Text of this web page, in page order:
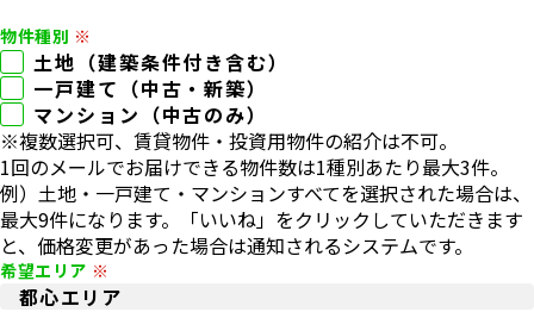
物件種別
土地（建築条件付き含む）
⼀⼾建て（中古‧新築）
マンション（中古のみ）
※複数選択可、賃貸物件‧投資⽤物件の紹介は不可。
1回のメールでお届けできる物件数は1種別あたり最⼤3件。
例）⼟地‧⼀⼾建て‧マンションすべてを選択された場合は、
最⼤9件になります。「いいね」をクリックしていただきます
と、価格変更があった場合は通知されるシステムです。
希望エリア
都心エリア